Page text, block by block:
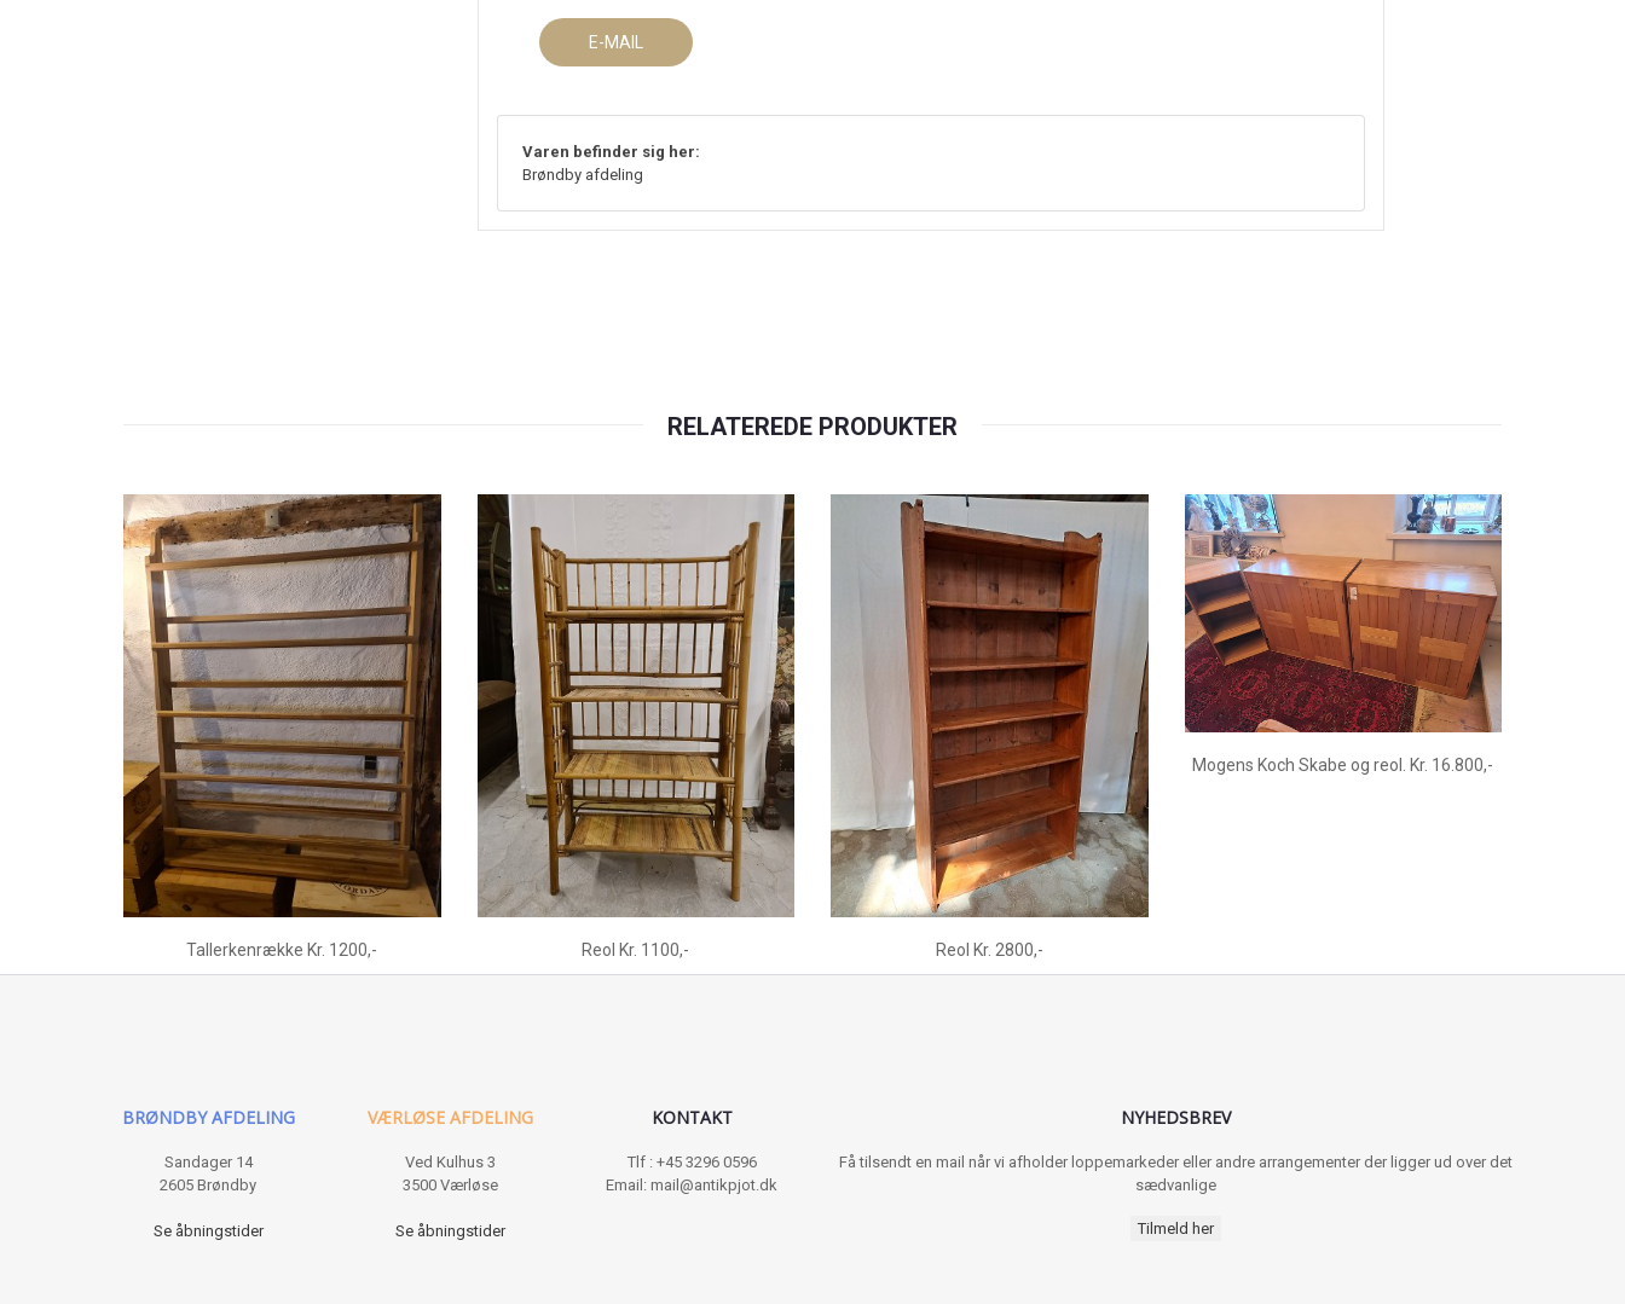
E-MAIL
Varen befinder sig her:
Brøndby afdeling
RELATEREDE PRODUKTER
Tallerkenrække Kr. 1200,- Reol Kr. 1100,- Reol Kr. 2800,-
Mogens Koch Skabe og reol. Kr. 16.800,-
BRØNDBY AFDELING
Sandager 14
2605 Brøndby
Se åbningstider
VÆRLØSE AFDELING
Ved Kulhus 3
3500 Værløse
Se åbningstider
KONTAKT
Tlf : +45 3296 0596
Email: mail@antikpjot.dk
NYHEDSBREV
Få tilsendt en mail når vi afholder loppemarkeder eller andre arrangementer der ligger ud over det
sædvanlige
Tilmeld her